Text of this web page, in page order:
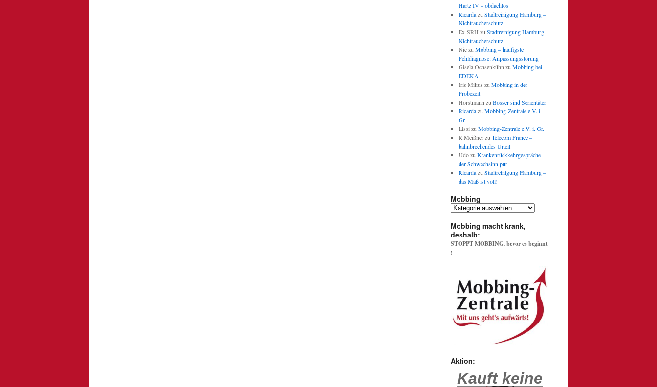
Hartz IV – obdachlos
Ricardazu Stadtreinigung Hamburg –
Nichtraucherschutz
Ex-SRH zu Stadtreinigung Hamburg –
Nichtraucherschutz
Niczu Mobbing – häufigste
Fehldiagnose: Anpassungsstörung
Gisela Ochsenkühn zu Mobbing bei
EDEKA
Iris Mikus zu Mobbing in der
Probezeit
Horstmann zu Bosser sind Serientäter
Ricardazu Mobbing-Zentrale e.V. i.
Gr.
Lissi zu Mobbing-Zentrale e.V. i. Gr.
R.Meißnerzu Telecom France –
bahnbrechendes Urteil
Udozu Krankenrückkehrgespräche –
der Schwachsinn pur
Ricardazu Stadtreinigung Hamburg –
das Maß ist voll!
Mobbing
Mobbing
Mobbing macht krank,
deshalb:
STOPPT MOBBING, bevor es beginnt
!
Aktion:
Kauft keine